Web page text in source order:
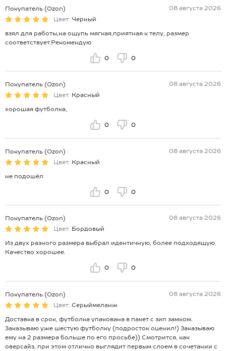
Покупатель (Ozon)
08 августа 2026
Цвет: Черный
взял для работы,на ощупь мягкая,приятная к телу, размер
соответствует.Рекомендую
0 0
Покупатель (Ozon)
08 августа 2026
Цвет: Красный
хорошая футболка,
0 0
Покупатель (Ozon)
08 августа 2026
Цвет: Красный
не подошёл
0 0
Покупатель (Ozon)
08 августа 2026
Цвет: Бордовый
Из двух разного размера выбрал идентичную, более подходящую.
Качество хорошее.
0 0
Покупатель (Ozon)
08 августа 2026
Цвет: Серыймеланж
Доставка в срок, футболка упакована в пакет с зип замком.
Заказываю уже шестую футболку (подросток оценил!) Заказываю
ему на 2 размера больше по его просьбе)) Смотрится, как
оверсайз, при этом отлично выглядит первым слоем в сочетании с